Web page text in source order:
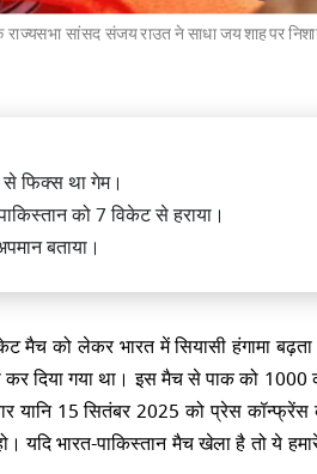
सांसद संजय राउत ने साधा जय शाह पर
फिक्स था गेम।
को 7 विकेट से हराया।
बताया।
मैच को लेकर भारत में सियासी हंगामा
दिया गया था। इस मैच से पाक को
यानि 15 सितंबर 2025 को प्रेस कॉन्फ्रेंस
यदि भारत-पाकिस्तान मैच खेला है तो ये
टिळक राष्ट्रीय पुरस्कार से किया
नरेंद्र मोदी ने भोगपुरम में अल्लूरी
राजू इंटरनेशनल एयरपोर्ट का किया